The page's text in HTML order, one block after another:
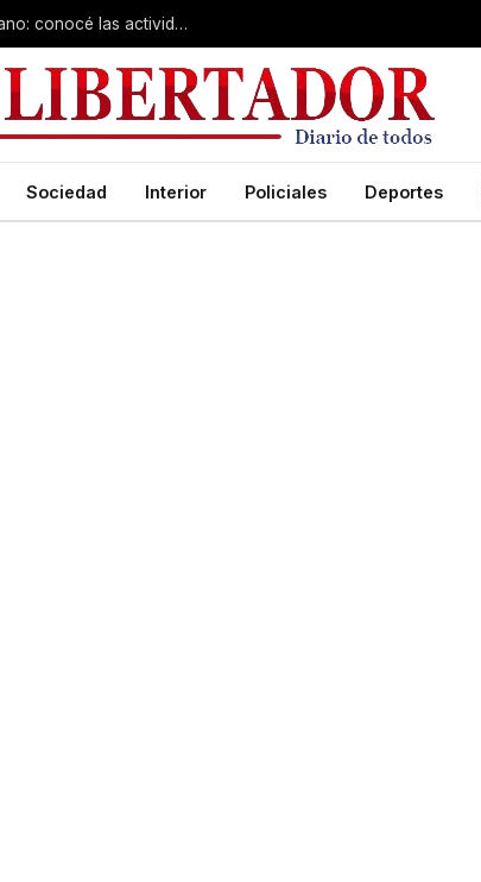
Cientos de fieles colman el santuario de San Cayetano: conocé las actividades de hoy
Sociedad Interior Policiales Deportes